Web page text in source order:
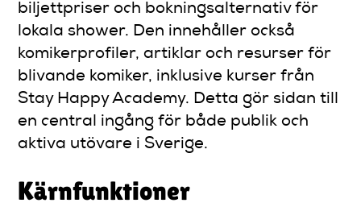
biljettpriser och bokningsalternativ för
lokala shower. Den innehåller också
komikerprofiler, artiklar och resurser för
blivande komiker, inklusive kurser från
Stay Happy Academy. Detta gör sidan till
en central ingång för både publik och
aktiva utövare i Sverige.
Kärnfunktioner